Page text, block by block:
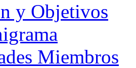
y Objetivos
Miembros